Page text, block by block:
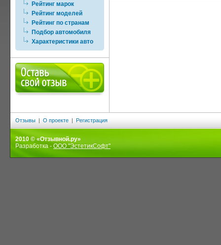
Рейтинг марок
Рейтинг моделей
Рейтинг по странам
Подбор автомобиля
Характеристики авто
Отзывы | О проекте | Регистрация
2010 © «Отзывной.ру»
Разработка - ООО "ЭстетикСофт"